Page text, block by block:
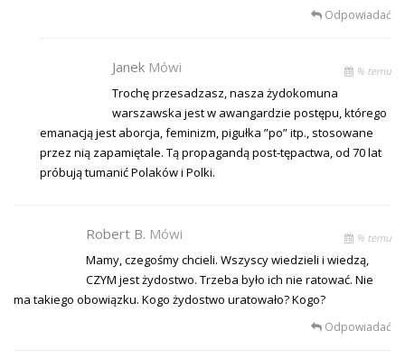
Odpowiadać
Janek Mówi % temu
Trochę przesadzasz, nasza żydokomuna
warszawska jest w awangardzie postępu, którego
emanacją jest aborcja, feminizm, pigułka ”po” itp., stosowane
przez nią zapamiętale. Tą propagandą post-tępactwa, od 70 lat
próbują tumanić Polaków i Polki.
Robert B. Mówi % temu
Mamy, czegośmy chcieli. Wszyscy wiedzieli i wiedzą,
CZYM jest żydostwo. Trzeba było ich nie ratować. Nie
ma takiego obowiązku. Kogo żydostwo uratowało? Kogo?
Odpowiadać